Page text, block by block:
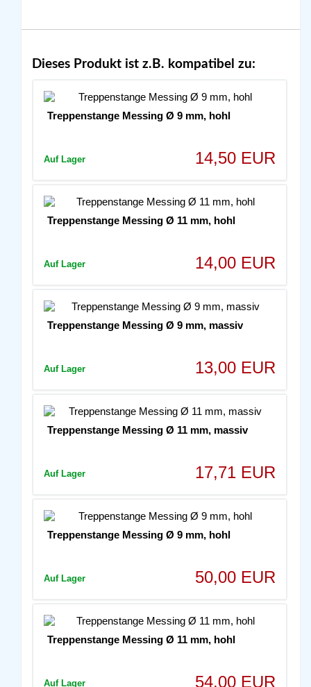
Dieses Produkt ist z.B. kompatibel zu:
Treppenstange Messing Ø 9 mm, hohl
Auf Lager 14,50 EUR
Treppenstange Messing Ø 11 mm, hohl
Auf Lager 14,00 EUR
Treppenstange Messing Ø 9 mm, massiv
Auf Lager 13,00 EUR
Treppenstange Messing Ø 11 mm, massiv
Auf Lager 17,71 EUR
Treppenstange Messing Ø 9 mm, hohl
Auf Lager 50,00 EUR
Treppenstange Messing Ø 11 mm, hohl
Auf Lager 54,00 EUR